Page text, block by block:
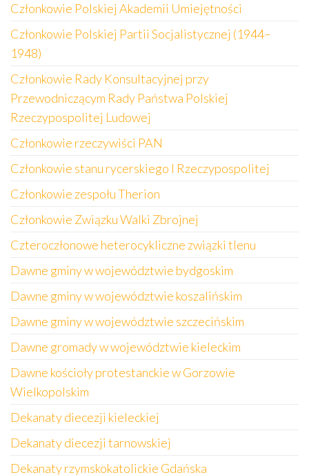
Członkowie Polskiej Akademii Umiejętności
Członkowie Polskiej Partii Socjalistycznej (1944–
1948)
Członkowie Rady Konsultacyjnej przy
Przewodniczącym Rady Państwa Polskiej
Rzeczypospolitej Ludowej
Członkowie rzeczywiści PAN
Członkowie stanu rycerskiego I Rzeczypospolitej
Członkowie zespołu Therion
Członkowie Związku Walki Zbrojnej
Czteroczłonowe heterocykliczne związki tlenu
Dawne gminy w województwie bydgoskim
Dawne gminy w województwie koszalińskim
Dawne gminy w województwie szczecińskim
Dawne gromady w województwie kieleckim
Dawne kościoły protestanckie w Gorzowie
Wielkopolskim
Dekanaty diecezji kieleckiej
Dekanaty diecezji tarnowskiej
Dekanaty rzymskokatolickie Gdańska